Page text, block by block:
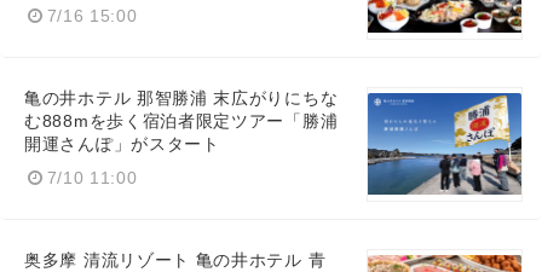
7/16 15:00
亀の井ホテル 那智勝浦 末広がりにちな
む888mを歩く宿泊者限定ツアー「勝浦
開運さんぽ」がスタート
7/10 11:00
奥多摩 清流リゾート 亀の井ホテル 青